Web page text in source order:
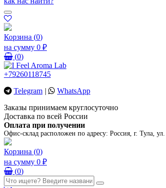
Корзина (0)
на сумму 0 ₽
(0)
+79260118745
Telegram |
WhatsApp
Заказы принимаем круглосуточно
Доставка по всей России
Оплата при получении
Офис-склад расположен по адресу: Россия, г. Тула,
Корзина (0)
на сумму 0 ₽
(0)